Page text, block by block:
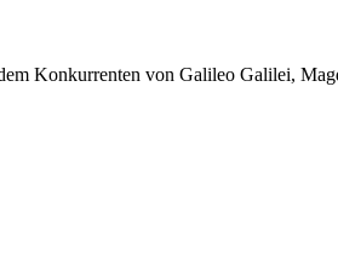
Konkurrenten von Galileo Galilei,